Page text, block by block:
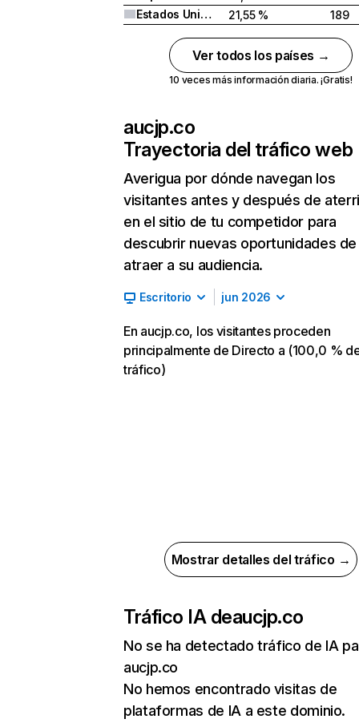
Estados Unidos
21,55 % 189
Ver todos los países →
10 veces más información diaria. ¡Gratis!
aucjp.co
Trayectoria del tráfico web
Averigua por dónde navegan los
visitantes antes y después de
en el sitio de tu competidor para
descubrir nuevas oportunidades de
atraer a su audiencia.
Escritorio jun 2026
En aucjp.co, los visitantes proceden
principalmente de Directo a (100,0 %
tráfico)
Mostrar detalles del tráfico →
Tráfico IA deaucjp.co
No se ha detectado tráfico de IA
aucjp.co
No hemos encontrado visitas de
plataformas de IA a este dominio.